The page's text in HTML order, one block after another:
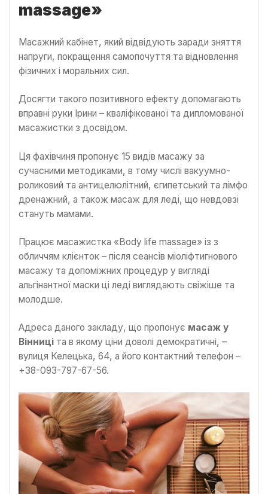
massage»
Масажний кабінет, який відвідують заради зняття
напруги, покращення самопочуття та відновлення
фізичних і моральних сил.
Досягти такого позитивного ефекту допомагають
вправні руки Ірини – кваліфікованої та дипломованої
масажистки з досвідом.
Ця фахівчиня пропонує 15 видів масажу за
сучасними методиками, в тому числі вакуумно-
роликовий та антицелюлітний, єгипетський та лімфо
дренажний, а також масаж для леді, що невдовзі
стануть мамами.
Працює масажистка «Body life massage» із з
обличчям клієнток – після сеансів міоліфтигнового
масажу та допоміжних процедур у вигляді
альгінантної маски ці леді виглядають свіжіше та
молодше.
Адреса даного закладу, що пропонує масаж у
Вінниці та в якому ціни доволі демократичні, –
вулиця Келецька, 64, а його контактний телефон –
+38-093-797-67-56.